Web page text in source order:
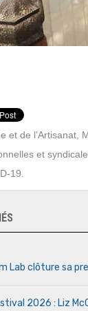
et de
et
19.
Lab clôture sa
2026 : Liz